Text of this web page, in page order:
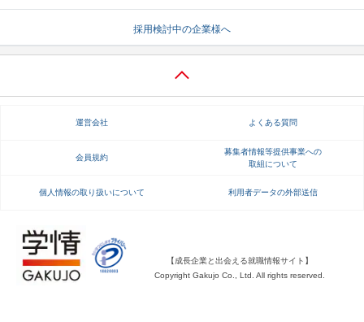
就活ノウハウが満載！ お役立ち記事・相談室など
適職診断 就活チャンネル
採用検討中の企業様へ
運営会社 よくある質問
会員規約
募集者情報等提供事業への
取組について
個人情報の取り扱いについて 利用者データの外部送信
【成長企業と出会える就職情報サイト】
Copyright Gakujo Co., Ltd. All rights reserved.